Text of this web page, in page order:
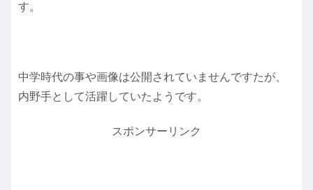
す。
中学時代の事や画像は公開されていませんですたが、
内野手として活躍していたようです。
スポンサーリンク